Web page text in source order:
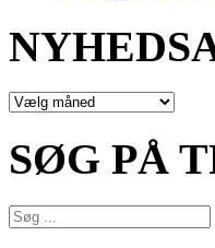
NYHEDSARKIV
SØG PÅ